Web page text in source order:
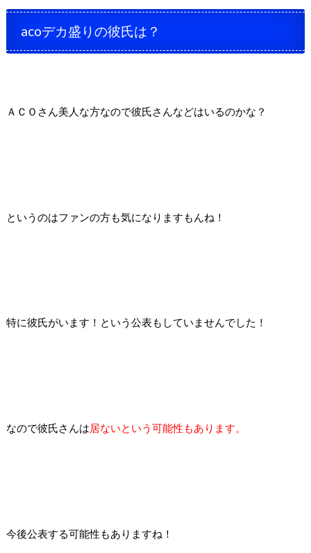
acoデカ盛りの彼氏は？
ＡＣＯさん美人な方なので彼氏さんなどはいるのかな？
というのはファンの方も気になりますもんね！
特に彼氏がいます！という公表もしていませんでした！
なので彼氏さんは居ないという可能性もあります。
今後公表する可能性もありますね！